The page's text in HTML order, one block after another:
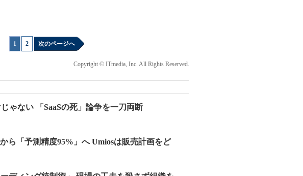
1 2 次のページへ
Copyright © ITmedia, Inc. All Rights Reserved.